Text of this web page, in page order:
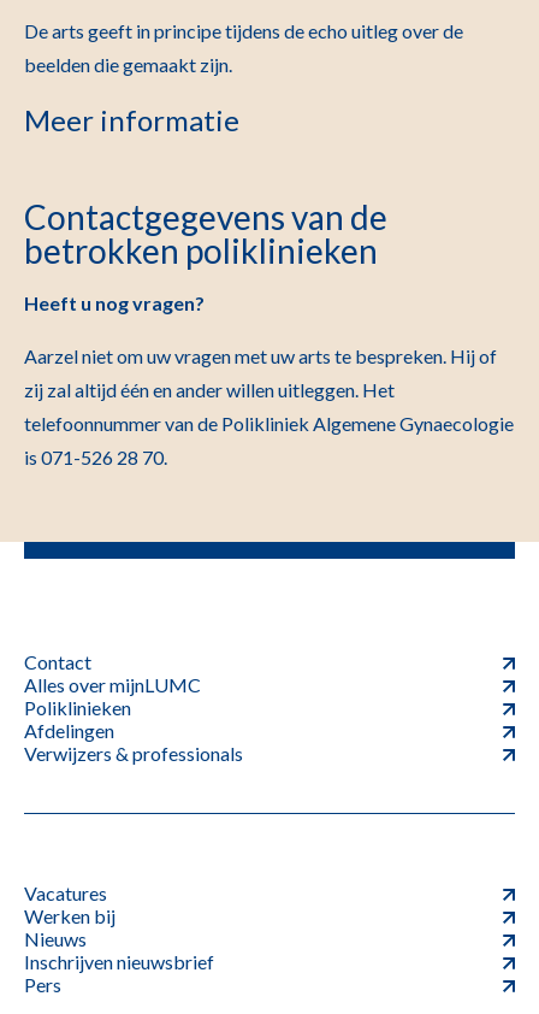
De arts geeft in principe tijdens de echo uitleg over de
beelden die gemaakt zijn.
Meer informatie
Contactgegevens van de
betrokken poliklinieken
Heeft u nog vragen?
Aarzel niet om uw vragen met uw arts te bespreken. Hij of
zij zal altijd één en ander willen uitleggen. Het
telefoonnummer van de Polikliniek Algemene Gynaecologie
is 071-526 28 70.
Contact
Alles over mijnLUMC
Poliklinieken
Afdelingen
Verwijzers & professionals
Vacatures
Werken bij
Nieuws
Inschrijven nieuwsbrief
Pers